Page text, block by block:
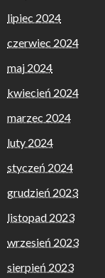
lipiec 2024
czerwiec 2024
maj 2024
kwiecień 2024
marzec 2024
luty 2024
styczeń 2024
grudzień 2023
listopad 2023
wrzesień 2023
sierpień 2023